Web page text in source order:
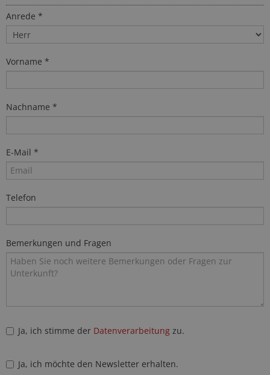
Anrede *
Vorname *
Nachname *
E-Mail *
Telefon
Bemerkungen und Fragen
Ja, ich stimme der Datenverarbeitung zu.
Ja, ich möchte den Newsletter erhalten.